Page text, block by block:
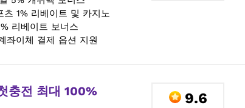
츠 1% 리베이트 및 카지노
리베이트 보너스
좌이체 결제 옵션 지원
충전 최대 100% 9.6